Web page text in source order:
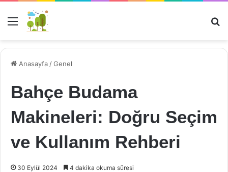
Menü
Anasayfa /Genel
Bahçe Budama
Makineleri: Doğru Seçim
ve Kullanım Rehberi
30 Eylül 2024 4 dakika okuma süresi